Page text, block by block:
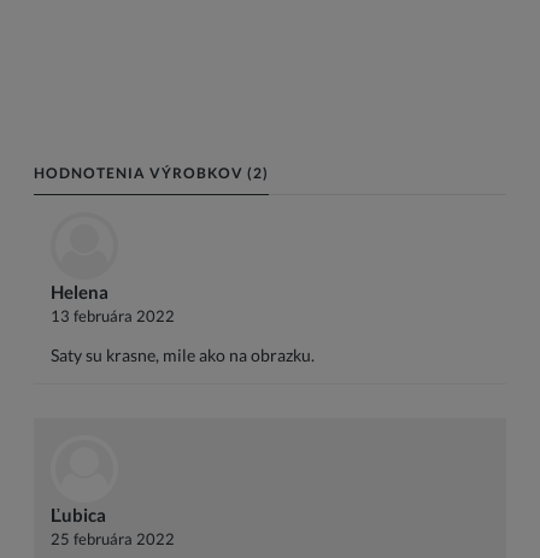
HODNOTENIA VÝROBKOV (2)
Helena
13 februára 2022
Saty su krasne, mile ako na obrazku.
Ľubica
25 februára 2022